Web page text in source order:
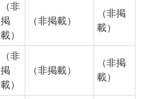
（非
掲
載）
（非掲載）
（非掲
載）
（非
掲
載）
（非掲載）
（非掲
載）